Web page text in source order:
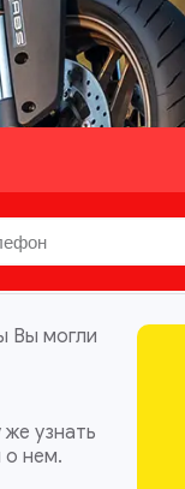
Вы могли
же узнать
о нем.